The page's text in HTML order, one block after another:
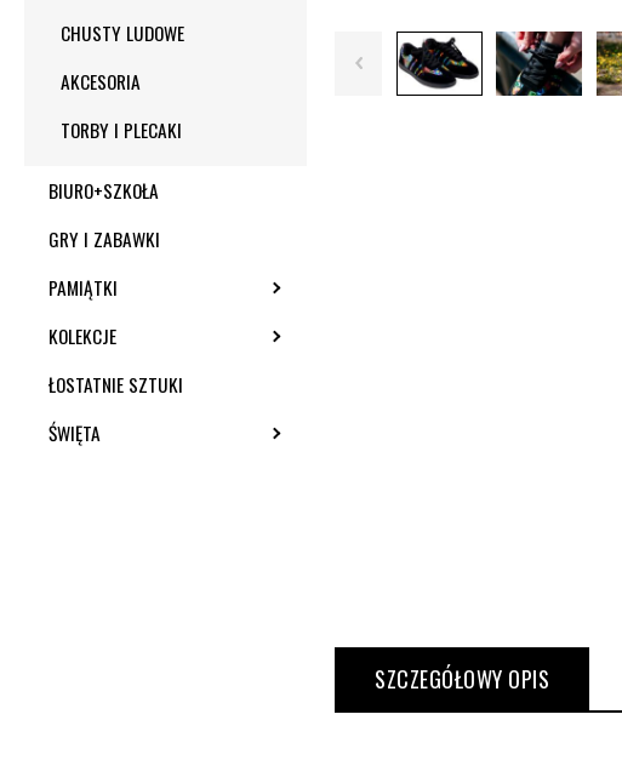
CHUSTY LUDOWE
AKCESORIA
TORBY I PLECAKI
BIURO+SZKOŁA
GRY I ZABAWKI
PAMIĄTKI
KOLEKCJE
ŁOSTATNIE SZTUKI
ŚWIĘTA
SZCZEGÓŁOWY OPIS